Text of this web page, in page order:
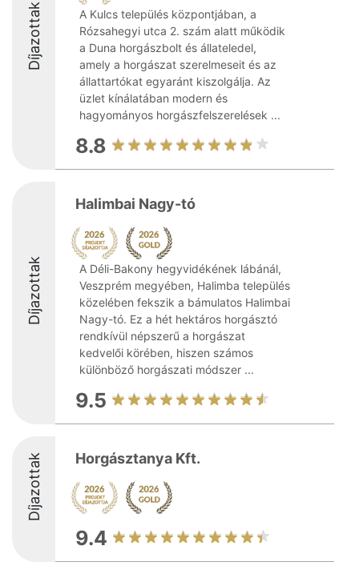
Díjazottak
A Kulcs település központjában, a
Rózsahegyi utca 2. szám alatt működik
a Duna horgászbolt és állateledel,
amely a horgászat szerelmeseit és az
állattartókat egyaránt kiszolgálja. Az
üzlet kínálatában modern és
hagyományos horgászfelszerelések ...
8.8
Díjazottak
Halimbai Nagy-tó
A Déli-Bakony hegyvidékének lábánál,
Veszprém megyében, Halimba település
közelében fekszik a bámulatos Halimbai
Nagy-tó. Ez a hét hektáros horgásztó
rendkívül népszerű a horgászat
kedvelői körében, hiszen számos
különböző horgászati módszer ...
9.5
Díjazottak Horgásztanya Kft.
9.4